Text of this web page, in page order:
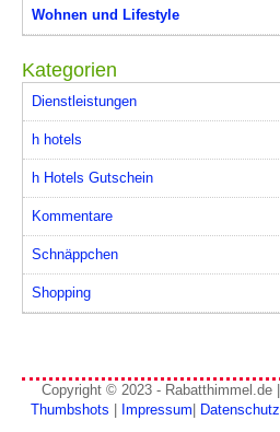
Wohnen und Lifestyle
Kategorien
Dienstleistungen
h hotels
h Hotels Gutschein
Kommentare
Schnäppchen
Shopping
Copyright © 2023 - Rabatthimmel.de |
Thumbshots
Impressum Datenschutz